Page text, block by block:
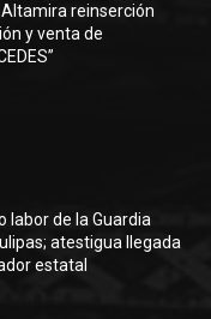
Altamira reinserción
y venta de
labor de la Guardia
atestigua llegada
estatal